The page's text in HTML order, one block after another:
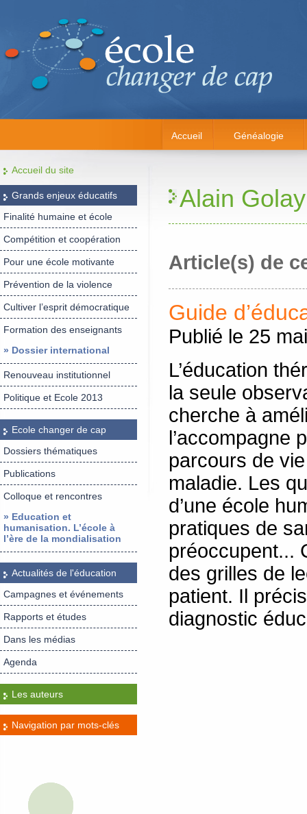
Accueil Généalogie
Accueil du site
Grands enjeux éducatifs
Finalité humaine et école
Compétition et coopération
Pour une école motivante
Prévention de la violence
Cultiver l’esprit démocratique
Formation des enseignants
» Dossier international
Renouveau institutionnel
Politique et Ecole 2013
Ecole changer de cap
Dossiers thématiques
Publications
Colloque et rencontres
» Education et
humanisation. L’école à
l’ère de la mondialisation
Actualités de l'éducation
Campagnes et événements
Rapports et études
Dans les médias
Agenda
Les auteurs
Navigation par mots-clés
Alain Golay
Article(s) de
Guide
Publié le 25
L’éducation
la seule
cherche à
l’accompagne
parcours de
maladie. Les
d’une école
pratiques de
préoccupent...
des grilles de
patient. Il
diagnostic